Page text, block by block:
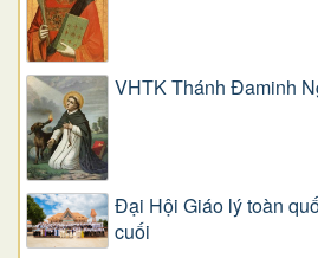
VHTK Thánh Đaminh
Đại Hội Giáo lý toàn
cuối